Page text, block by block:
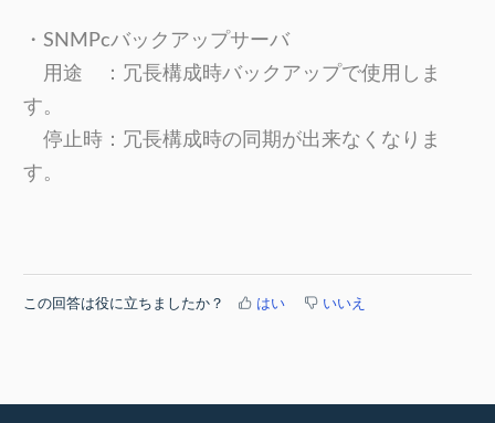
・SNMPcバックアップサーバ
用途 ：冗長構成時バックアップで使用しま
す。
停止時：冗長構成時の同期が出来なくなりま
す。
この回答は役に立ちましたか？ はい いいえ